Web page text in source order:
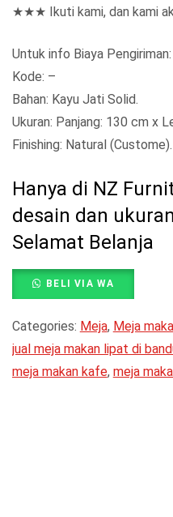
★★★ Ikuti kami, dan kami
Untuk info Biaya
Kode: –
Bahan: Kayu Jati Solid.
Ukuran: Panjang: 130 cm x
Finishing: Natural (Custome).
Hanya di NZ
desain dan
Selamat Belanja
BELI VIA WA
Categories: Meja, Meja
jual meja makan lipat di
meja makan kafe, meja